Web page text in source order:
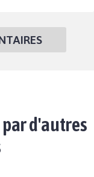
d'autres